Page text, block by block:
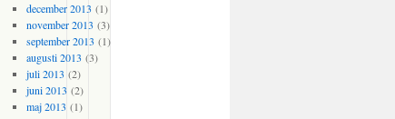
december 2013 (1)
november 2013 (3)
september 2013 (1)
augusti 2013 (3)
juli 2013 (2)
juni 2013 (2)
maj 2013 (1)